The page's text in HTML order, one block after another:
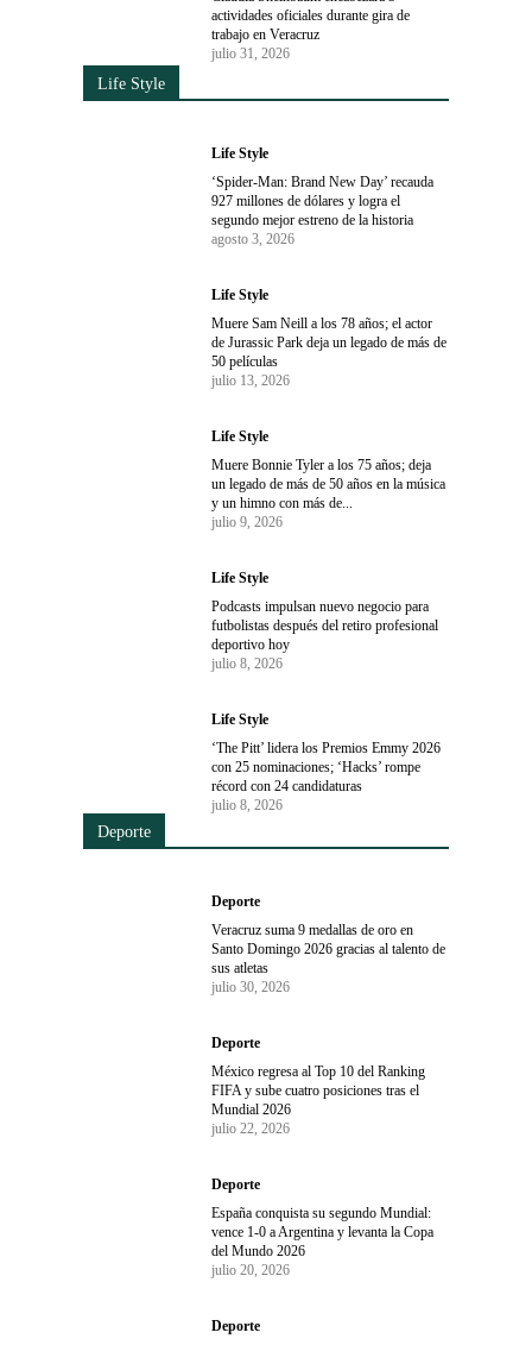
actividades oficiales durante gira de
trabajo en Veracruz
julio 31, 2026
Life Style
Life Style
‘Spider-Man: Brand New Day’ recauda
927 millones de dólares y logra el
segundo mejor estreno de la historia
agosto 3, 2026
Life Style
Muere Sam Neill a los 78 años; el actor
de Jurassic Park deja un legado de más de
50 películas
julio 13, 2026
Life Style
Muere Bonnie Tyler a los 75 años; deja
un legado de más de 50 años en la música
y un himno con más de...
julio 9, 2026
Life Style
Podcasts impulsan nuevo negocio para
futbolistas después del retiro profesional
deportivo hoy
julio 8, 2026
Life Style
‘The Pitt’ lidera los Premios Emmy 2026
con 25 nominaciones; ‘Hacks’ rompe
récord con 24 candidaturas
julio 8, 2026
Deporte
Deporte
Veracruz suma 9 medallas de oro en
Santo Domingo 2026 gracias al talento de
sus atletas
julio 30, 2026
Deporte
México regresa al Top 10 del Ranking
FIFA y sube cuatro posiciones tras el
Mundial 2026
julio 22, 2026
Deporte
España conquista su segundo Mundial:
vence 1-0 a Argentina y levanta la Copa
del Mundo 2026
julio 20, 2026
Deporte